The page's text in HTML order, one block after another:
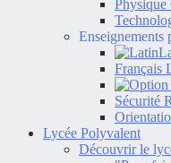
Physique
Enseignements
Français
Sécurité
Lycée Polyvalent
Découvrir le